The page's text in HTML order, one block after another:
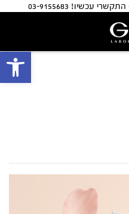
עכשיו! 03-9155683